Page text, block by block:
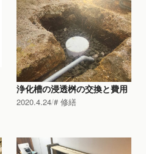
浄化槽の浸透桝の交換と費用
2020.4.24 修繕